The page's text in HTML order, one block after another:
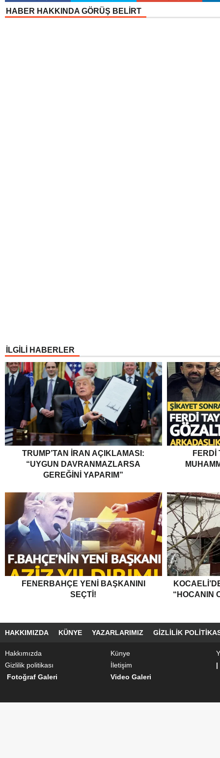
HABER HAKKINDA GÖRÜŞ BELİRT
İLGİLİ HABERLER
TRUMP’TAN İRAN AÇIKLAMASI:
“UYGUN DAVRANMAZLARSA
GEREĞINI YAPARIM”
FERDI
FENERBAHÇE YENI BAŞKANINI
SEÇTI!
“HOCANIN
HAKKIMIZDA KÜNYE YAZARLARIMIZ GIZLILIK
Hakkımızda Künye
Gizlilik politikası
İletişim
|
Fotoğraf Galeri
Video Galeri